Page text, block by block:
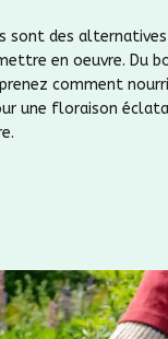
sont des
en oeuvre. Du
comment
une floraison